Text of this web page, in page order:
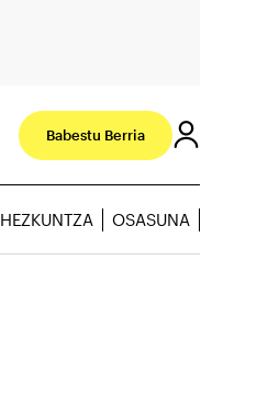
Babestu Berria
HEZKUNTZA OSASUNA